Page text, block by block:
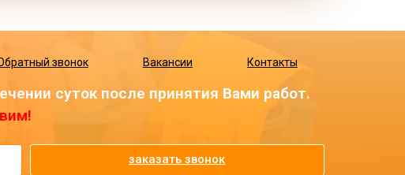
звонок Вакансии Контакты
суток после принятия Вами работ.
заказать звонок